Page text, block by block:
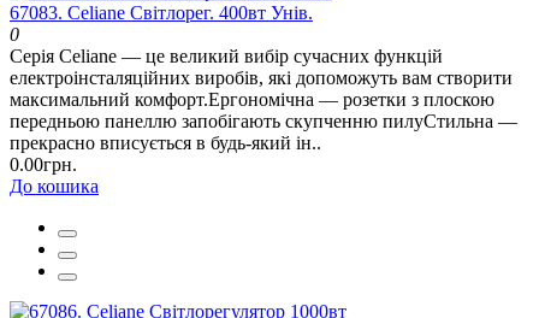
67083. Celiane Світлорег. 400вт Унів.
0
Серія Celiane — це великий вибір сучасних функцій
електроінсталяційних виробів, які допоможуть вам створити
максимальний комфорт.Ергономічна — розетки з плоскою
передньою панеллю запобігають скупченню пилуСтильна —
прекрасно вписується в будь-який ін..
0.00грн.
До кошика